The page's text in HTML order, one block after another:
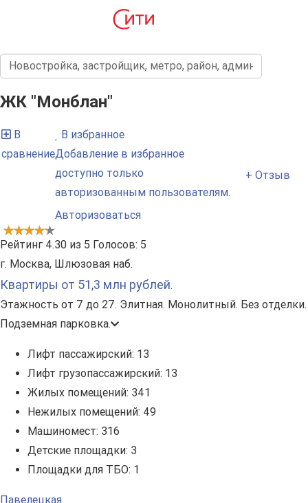
ЖК "Монблан"
В
сравнение
В избранное
Добавление в избранное
доступно только
авторизованным пользователям.
Авторизоваться
+ Отзыв
Рейтинг 4.30 из 5 Голосов: 5
г. Москва, Шлюзовая наб.
Квартиры от 51,3 млн рублей.
Этажность от 7 до 27. Элитная. Монолитный. Без отделки.
Подземная парковка.
Лифт пассажирский: 13
Лифт грузопассажирский: 13
Жилых помещений: 341
Нежилых помещений: 49
Машиномест: 316
Детские площадки: 3
Площадки для ТБО: 1
Павелецкая